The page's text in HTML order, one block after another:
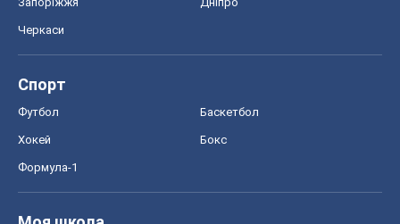
Черкаси
Спорт
Футбол Баскетбол
Хокей Бокс
Формула-1